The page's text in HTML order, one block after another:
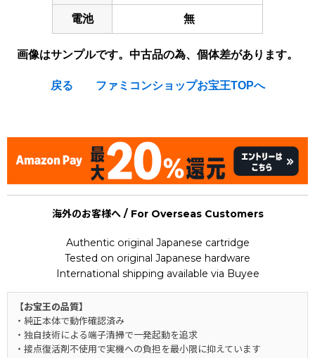
電池 無
画像はサンプルです。中古品の為、個体差があります。
戻る ファミコンショップお宝王TOPへ
海外のお客様へ / For Overseas Customers
Authentic original Japanese cartridge
Tested on original Japanese hardware
International shipping available via Buyee
【お宝王の品質】
・純正本体で動作確認済み
・独自技術による端子清掃で一発起動を追求
・接点復活剤不使用で実機への負担を最小限に抑えています